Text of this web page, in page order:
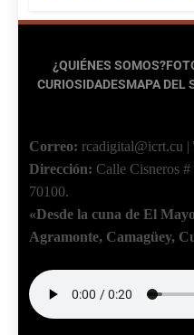
¿QUIÉNES SOMOS?
CURIOSIDADESMAPA DEL
Correo: rcadigital@icrt.cu
Dirección: Calle Cisneros
70100.
«Desde la cuna de El
Agramonte, Camagüey,